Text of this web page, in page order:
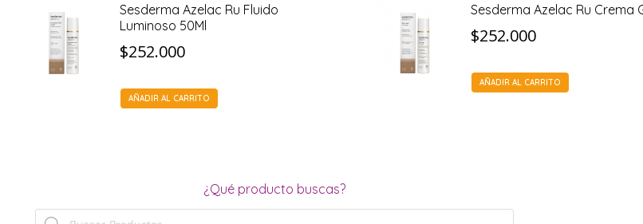
Sesderma Azelac Ru Fluido
Luminoso 50Ml
$252.000
AÑADIR AL CARRITO
Sesderma Azelac Ru Crema
$252.000
AÑADIR AL CARRITO
¿Qué producto buscas?
Búsqueda